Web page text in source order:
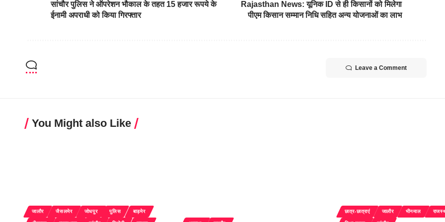
सांचौर पुलिस ने ऑपरेशन भौकाल के तहत 15 हजार रूपये के
ईनामी अपराधी को किया गिरफ्तार
Rajasthan News: यूनिक ID से ही किसानों को मिलेगा
पीएम किसान सम्मान निधि सहित अन्य योजनाओं का लाभ
Leave a Comment
You Might also Like
जालौर जैसलमेर जोधपुर पुलिस बाड़मेर छात्र-छात्राएं जालौर भीनमाल